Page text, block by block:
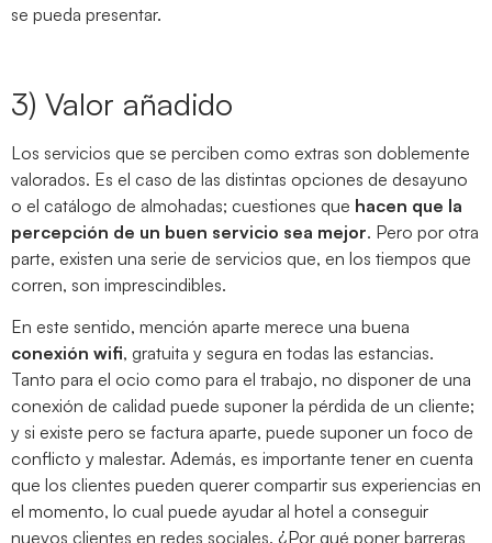
se pueda presentar.
3) Valor añadido
Los servicios que se perciben como extras son doblemente
valorados. Es el caso de las distintas opciones de desayuno
o el catálogo de almohadas; cuestiones que hacen que la
percepción de un buen servicio sea mejor. Pero por otra
parte, existen una serie de servicios que, en los tiempos que
corren, son imprescindibles.
En este sentido, mención aparte merece una buena
conexión wifi, gratuita y segura en todas las estancias.
Tanto para el ocio como para el trabajo, no disponer de una
conexión de calidad puede suponer la pérdida de un cliente;
y si existe pero se factura aparte, puede suponer un foco de
conflicto y malestar. Además, es importante tener en cuenta
que los clientes pueden querer compartir sus experiencias en
el momento, lo cual puede ayudar al hotel a conseguir
nuevos clientes en redes sociales. ¿Por qué poner barreras